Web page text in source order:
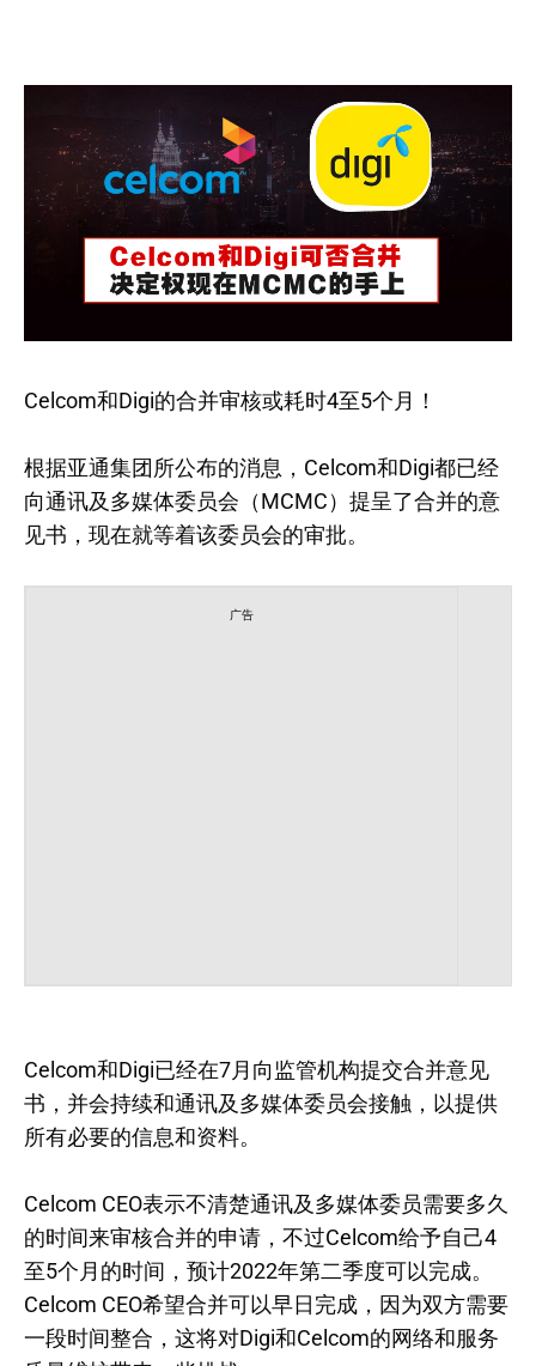
Celcom和Digi的合并审核或耗时4至5个月！
根据亚通集团所公布的消息，Celcom和Digi都已经
向通讯及多媒体委员会（MCMC）提呈了合并的意
见书，现在就等着该委员会的审批。
广告
Celcom和Digi已经在7月向监管机构提交合并意见
书，并会持续和通讯及多媒体委员会接触，以提供
所有必要的信息和资料。
Celcom CEO表示不清楚通讯及多媒体委员需要多久
的时间来审核合并的申请，不过Celcom给予自己4
至5个月的时间，预计2022年第二季度可以完成。
Celcom CEO希望合并可以早日完成，因为双方需要
一段时间整合，这将对Digi和Celcom的网络和服务